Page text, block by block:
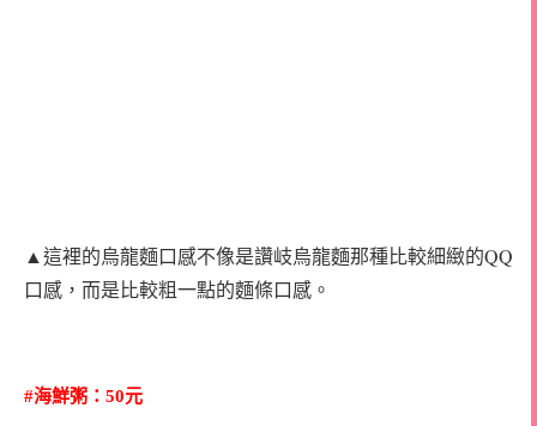
▲這裡的烏龍麵口感不像是讚岐烏龍麵那種比較細緻的QQ
口感，而是比較粗一點的麵條口感。
#海鮮粥：50元